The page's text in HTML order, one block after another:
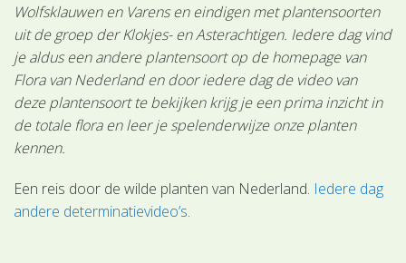
Wolfsklauwen en Varens en eindigen met plantensoorten
uit de groep der Klokjes- en Asterachtigen. Iedere dag vind
je aldus een andere plantensoort op de homepage van
Flora van Nederland en door iedere dag de video van
deze plantensoort te bekijken krijg je een prima inzicht in
de totale flora en leer je spelenderwijze onze planten
kennen.
Een reis door de wilde planten van Nederland. Iedere dag
andere determinatievideo’s.